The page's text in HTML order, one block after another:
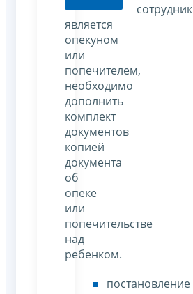
сотрудник
является
опекуном
или
попечителем,
необходимо
дополнить
комплект
документов
копией
документа
об
опеке
или
попечительстве
над
ребенком.
постановление